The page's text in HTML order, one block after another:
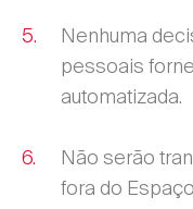
Nenhuma
pessoais
automatizada.
Não serão
fora do